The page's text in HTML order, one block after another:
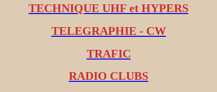
TECHNIQUE UHF et HYPERS
TELEGRAPHIE - CW
TRAFIC
RADIO CLUBS